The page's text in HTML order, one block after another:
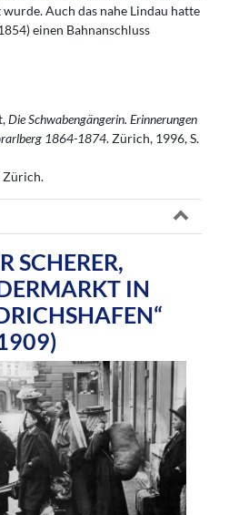
Auch das nahe Lindau hatte
einen Bahnanschluss
Die Schwabengängerin. Erinnerungen
1864-1874. Zürich, 1996, S.
Zürich.
SCHERER,
IN